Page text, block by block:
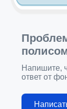
Напишите,
ответ от